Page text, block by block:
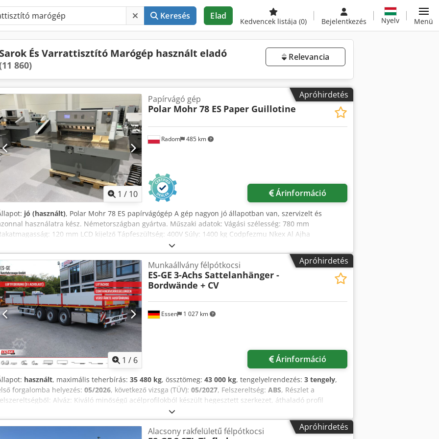
Keresés Elad
Kedvencek listája (0) Bejelentkezés Nyelv Menü
Sarok És Varrattisztító Marógép használt eladó
860)
Relevancia
Apróhirdetés
1 / 10
Radom 485 km
Papírvágó gép
Polar Mohr 78 ES Paper Guillotine
Árinformáció
jó (használt), Polar Mohr 78 ES papírvágógép A gép nagyon jó állapotban van, szervizelt és
használatra kész. Németországban gyártva. Műszaki adatok: Vágási szélesség: 780 mm
120 mm LCD kijelző Tápfeszültség: 400V Súly: 1400 kg Codpfezmu Nkex Al Ajha
Oldalasztalok Króm asztalfelület Asztalvilágítás és optikai vágóvonal Folyamatosan állítható nyomás
hátsó asztalborítások Pót kés, vágópálcák, ütőblokk és kezelőszerszámok.
Apróhirdetés
1 / 6
Essen 1 027 km
Munkaállvány félpótkocsi
ES-GE 3-Achs Sattelanhänger -
Bordwände + CV
Árinformáció
használt, maximális teherbírás: 35 480 kg, össztömeg: 43 000 kg, tengelyelrendezés: 3 tengely,
forgalomba helyezés: 05/2026, következő vizsga (TÜV): 05/2027, Felszereltség: ABS, Részlet a
Alváz: Kiváló minőségű acélprofilokból készült hegesztett szerkezet, áthaladó profil
keresztmerevítőkkel, nagy pontterhelésre tervezve. Alsó védfal, szélessége kb. 700 mm, külső keret UNP
súrlódólemezt kb. 8 mm vastag, nyakmagasság elöl kb. 130 mm. Vonófej: 2 hüvelykes König-csap.
Alvázvédő: Csavart kivitel, az EK előírásainak megfelelően. Oldalvédő: Az EK előírásainak megfelelően,
Apróhirdetés
Alacsony rakfelületű félpótkocsi